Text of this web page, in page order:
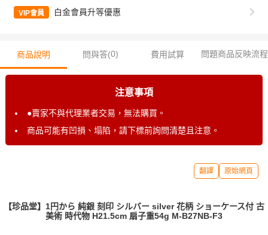
VIP會員 白金會員升等優惠
商品說明 問與答(0) 費用試算 問題商品反映流程
注意事項
●賣家不與代理業者交易，無法購買。
商品可能有凹損、塌陷，請下標前詢問清楚且注意。
翻譯 原始網頁
【珍品堂】1円から 純銀 刻印 シルバー silver 花柄 ショーケース付 古
美術 時代物 H21.5cm 扇子重54g M-B27NB-F3